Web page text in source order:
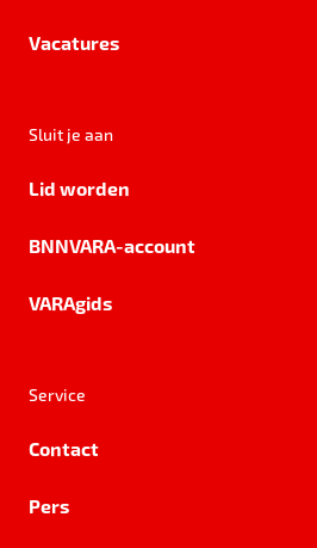
Vacatures
Sluit je aan
Lid worden
BNNVARA-account
VARAgids
Service
Contact
Pers